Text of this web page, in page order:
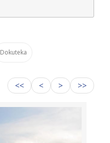
Dokuteka
<< < > >>